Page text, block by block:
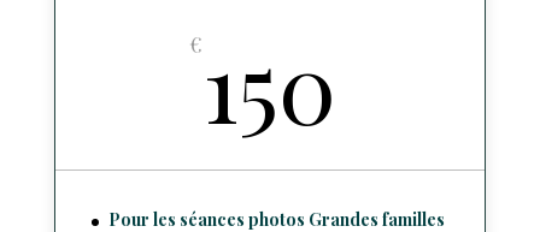
€ 150
Pour les séances photos Grandes familles